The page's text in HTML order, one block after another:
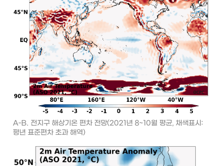
A-B. 전지구 해상기온 편차 전망(2021년 8~10월 평균, 채색표시:
평년 표준편차 초과 해역)